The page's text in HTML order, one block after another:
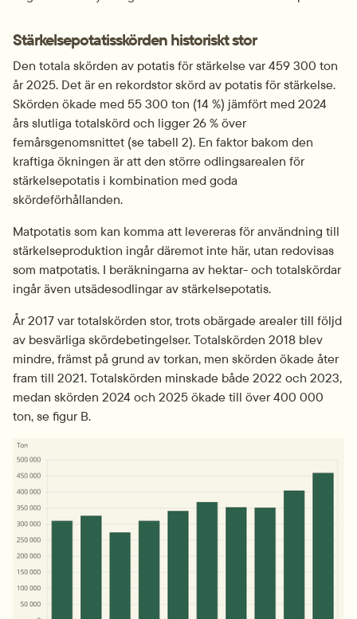
Stärkelsepotatisskörden historiskt stor
Den totala skörden av potatis för stärkelse var 459 300 ton
år 2025. Det är en rekordstor skörd av potatis för stärkelse.
Skörden ökade med 55 300 ton (14 %) jämfört med 2024
års slutliga totalskörd och ligger 26 % över
femårsgenomsnittet (se tabell 2). En faktor bakom den
kraftiga ökningen är att den större odlingsarealen för
stärkelsepotatis i kombination med goda
skördeförhållanden.
Matpotatis som kan komma att levereras för användning till
stärkelseproduktion ingår däremot inte här, utan redovisas
som matpotatis. I beräkningarna av hektar- och totalskördar
ingår även utsädesodlingar av stärkelsepotatis.
År 2017 var totalskörden stor, trots obärgade arealer till följd
av besvärliga skördebetingelser. Totalskörden 2018 blev
mindre, främst på grund av torkan, men skörden ökade åter
fram till 2021. Totalskörden minskade både 2022 och 2023,
medan skörden 2024 och 2025 ökade till över 400 000
ton, se figur B.